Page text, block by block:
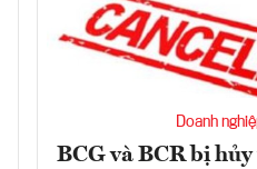
Doanh
BCG và BCR bị